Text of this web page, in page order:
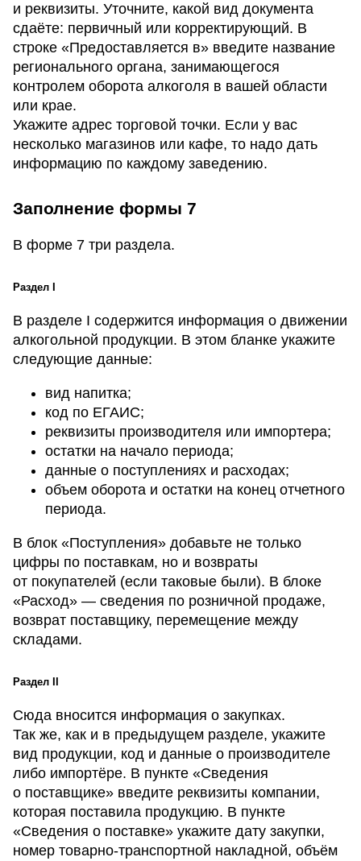
и реквизиты. Уточните, какой вид документа
сдаёте: первичный или корректирующий. В
строке «Предоставляется в» введите название
регионального органа, занимающегося
контролем оборота алкоголя в вашей области
или крае.
Укажите адрес торговой точки. Если у вас
несколько магазинов или кафе, то надо дать
информацию по каждому заведению.
Заполнение формы 7
В форме 7 три раздела.
Раздел I
В разделе I содержится информация о движении
алкогольной продукции. В этом бланке укажите
следующие данные:
вид напитка;
код по ЕГАИС;
реквизиты производителя или импортера;
остатки на начало периода;
данные о поступлениях и расходах;
объем оборота и остатки на конец отчетного
периода.
В блок «Поступления» добавьте не только
цифры по поставкам, но и возвраты
от покупателей (если таковые были). В блоке
«Расход» — сведения по розничной продаже,
возврат поставщику, перемещение между
складами.
Раздел II
Сюда вносится информация о закупках.
Так же, как и в предыдущем разделе, укажите
вид продукции, код и данные о производителе
либо импортёре. В пункте «Сведения
о поставщике» введите реквизиты компании,
которая поставила продукцию. В пункте
«Сведения о поставке» укажите дату закупки,
номер товарно-транспортной накладной, объём